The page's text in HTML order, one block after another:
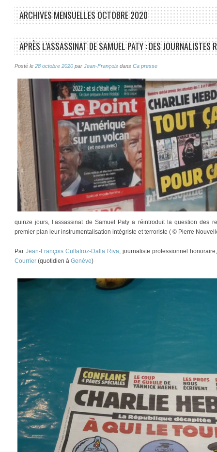
ARCHIVES MENSUELLESOCTOBRE 2020
APRÈS L’ASSASSINAT DE SAMUEL PATY : DES JOURNALISTES
Posté le 28 octobre 2020 par Jean-François dans Ca presse
quinze jours, l’assassinat de Samuel Paty a réintroduit la question des
premier plan leur instrumentalisation intégriste et terroriste ( © Pierre
Par Jean-François Cullafroz-Dalla Riva, journaliste professionnel
Courrier (quotidien à Genève)